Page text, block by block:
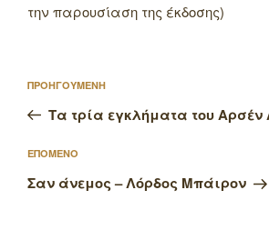
την παρουσίαση της έκδοσης)
άρθρων
Προηγούμενο
άρθρο
ΠΡΟΗΓΟΥΜΕΝΗ
Τα τρία εγκλήματα του Αρσέν
Επόμενο
άρθρο
ΕΠΟΜΕΝΟ
Σαν άνεμος – Λόρδος Μπάιρον